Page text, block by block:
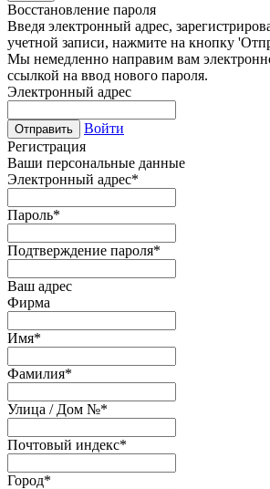
Восстановление пароля
Введя электронный адрес,
учетной записи, нажмите на кнопку
Мы немедленно направим вам
ссылкой на ввод нового пароля.
Электронный адрес
Отправить
Войти
Регистрация
Ваши персональные данные
Электронный адрес*
Пароль*
Подтверждение пароля*
Ваш адрес
Фирма
Имя*
Фамилия*
Улица / Дом №*
Почтовый индекс*
Город*